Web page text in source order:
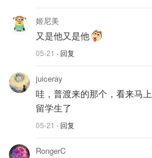
姬尼美
又是他又是他
05-21 · 回复
juiceray
哇，普渡来的那个，看来马
留学生了
05-21 · 回复
RongerC